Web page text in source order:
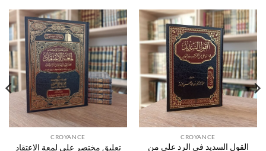
CROYANCE
تعليق مختصر على لمعة الاعتقاد
CROYANCE
القول السديد في الرد على من